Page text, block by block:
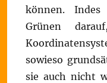
können.
Grünen
sowieso
sie auch nicht